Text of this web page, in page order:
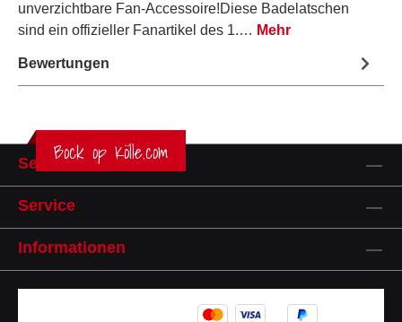
unverzichtbare Fan-Accessoire!Diese Badelatschen
sind ein offizieller Fanartikel des 1.… Mehr
Bewertungen
Bock op Kölle.com
Service-Hotline
Service
Informationen